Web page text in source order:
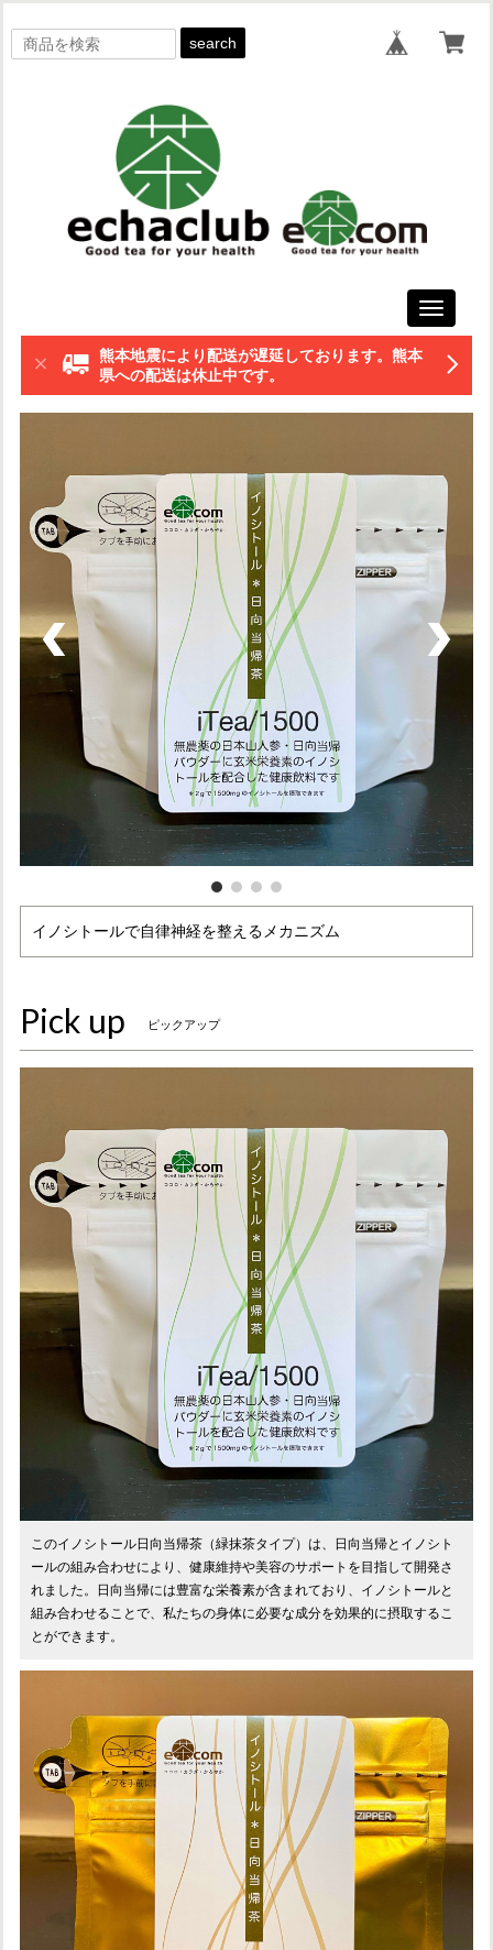
search
Toggle
熊本地震により配送が遅延しております。熊本
県への配送は休止中です。
イノシトールで自律神経を整えるメカニズム
Pick up ピックアップ
このイノシトール日向当帰茶（緑抹茶タイプ）は、日向当帰とイノシト
ールの組み合わせにより、健康維持や美容のサポートを目指して開発さ
れました。日向当帰には豊富な栄養素が含まれており、イノシトールと
組み合わせることで、私たちの身体に必要な成分を効果的に摂取するこ
とができます。